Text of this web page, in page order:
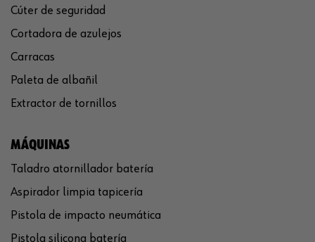
Cúter de seguridad
Cortadora de azulejos
Carracas
Paleta de albañil
Extractor de tornillos
MÁQUINAS
Taladro atornillador batería
Aspirador limpia tapicería
Pistola de impacto neumática
Pistola silicona batería